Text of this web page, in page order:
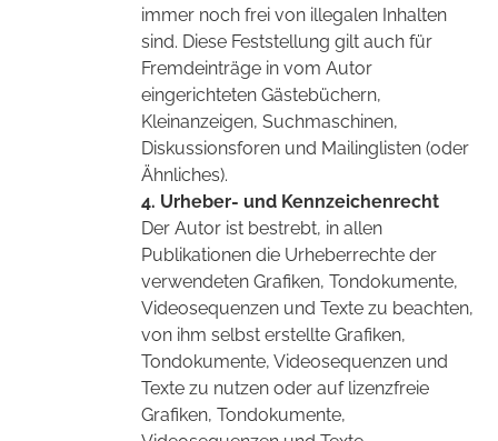
immer noch frei von illegalen Inhalten
sind. Diese Feststellung gilt auch für
Fremdeinträge in vom Autor
eingerichteten Gästebüchern,
Kleinanzeigen, Suchmaschinen,
Diskussionsforen und Mailinglisten (oder
Ähnliches).
4. Urheber- und Kennzeichenrecht
Der Autor ist bestrebt, in allen
Publikationen die Urheberrechte der
verwendeten Grafiken, Tondokumente,
Videosequenzen und Texte zu beachten,
von ihm selbst erstellte Grafiken,
Tondokumente, Videosequenzen und
Texte zu nutzen oder auf lizenzfreie
Grafiken, Tondokumente,